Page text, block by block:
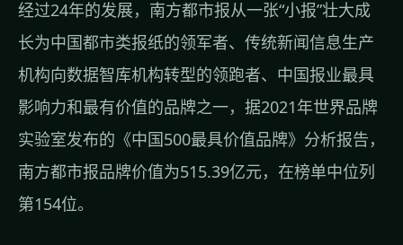
经过24年的发展，南方都市报从一张“小报”壮大成
长为中国都市类报纸的领军者、传统新闻信息生产
机构向数据智库机构转型的领跑者、中国报业最具
影响力和最有价值的品牌之一，据2021年世界品牌
实验室发布的《中国500最具价值品牌》分析报告，
南方都市报品牌价值为515.39亿元，在榜单中位列
第154位。